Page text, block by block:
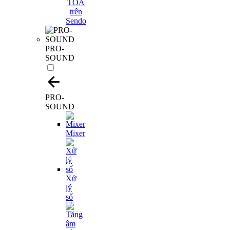
PRO-
SOUND
PRO-
SOUND
Mixer
Xử
lý
số